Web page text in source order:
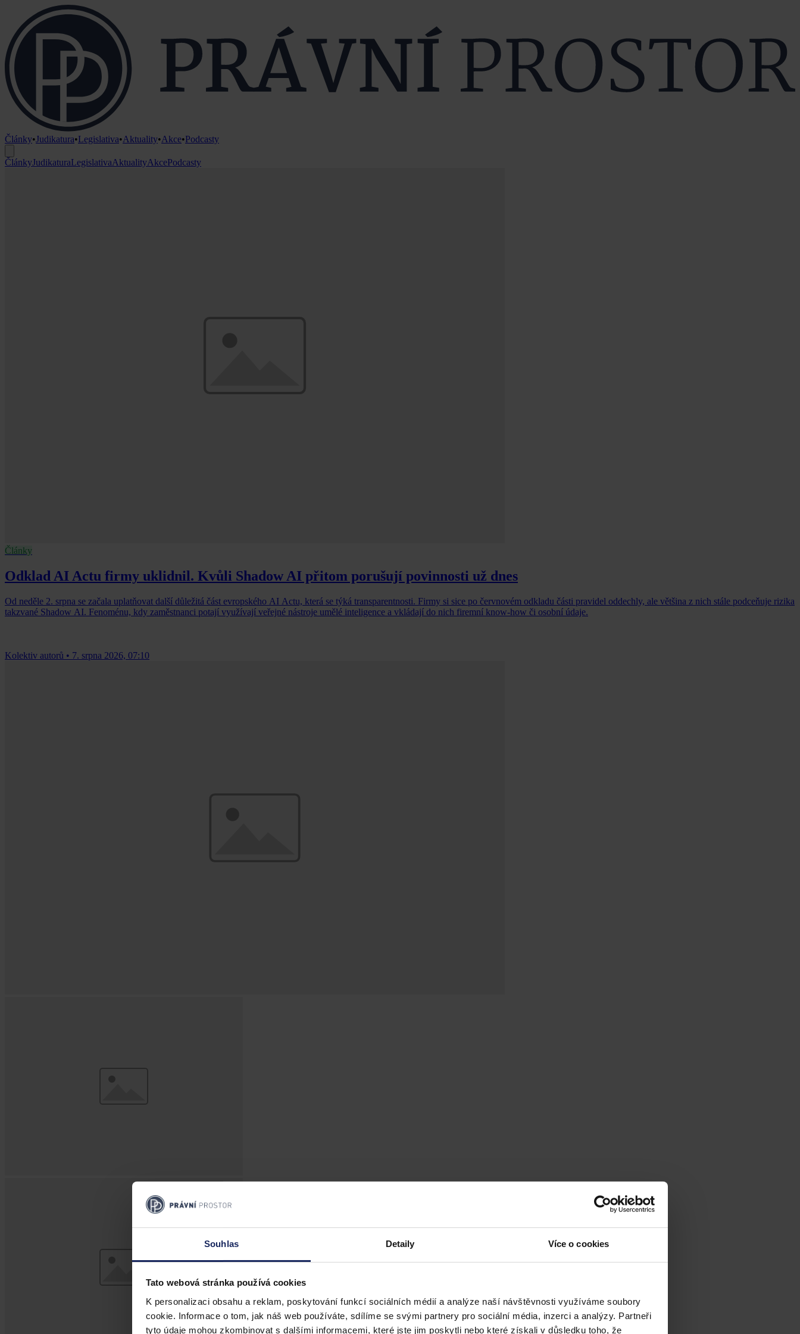
Souhlas Detaily Více o cookies
Tato webová stránka používá cookies
K personalizaci obsahu a reklam, poskytování funkcí sociálních médií a analýze naší návštěvnosti využíváme soubory
cookie. Informace o tom, jak náš web používáte, sdílíme se svými partnery pro sociální média, inzerci a analýzy. Partneři
tyto údaje mohou zkombinovat s dalšími informacemi, které jste jim poskytli nebo které získali v důsledku toho, že
Články•Judikatura•Legislativa•Aktuality•Akce•Podcasty
ČlánkyJudikaturaLegislativaAktualityAkcePodcasty
Články
Odklad AI Actu firmy uklidnil. Kvůli Shadow AI přitom porušují povinnosti už dnes
Od neděle 2. srpna se začala uplatňovat další důležitá část evropského AI Actu, která se týká transparentnosti. Firmy si sice po červnovém odkladu části pravidel oddechly, ale většina z nich stále podceňuje rizika
takzvané Shadow AI. Fenoménu, kdy zaměstnanci potají využívají veřejné nástroje umělé inteligence a vkládají do nich firemní know-how či osobní údaje.
Kolektiv autorů • 7. srpna 2026, 07:10